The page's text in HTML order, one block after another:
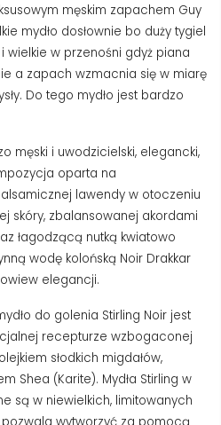
męskim zapachem Guy
mydło dosłownie bo duży tygiel
wielkie w przenośni gdyż piana
a zapach wzmacnia się w miarę
Do tego mydło jest bardzo
męski i uwodzicielski, elegancki,
oparta na
lawendy w otoczeniu
skóry, zbalansowanej akordami
łagodzącą nutką kwiatowo
wodę kolońską Noir Drakkar
elegancji.
do golenia Stirling Noir jest
recepturze wzbogaconej
słodkich migdałów,
Shea (Karite). Mydła Stirling w
są w niewielkich, limitowanych